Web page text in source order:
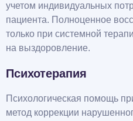
учетом индивидуальных
пациента. Полноценное
только при системной
на выздоровление.
Психотерапия
Психологическая помощь
метод коррекции